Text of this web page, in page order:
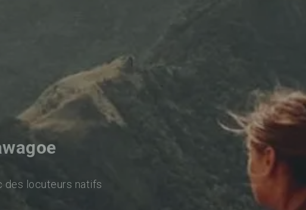
des locuteurs natifs